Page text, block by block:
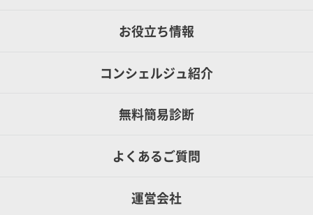
お役立ち情報
コンシェルジュ紹介
無料簡易診断
よくあるご質問
運営会社